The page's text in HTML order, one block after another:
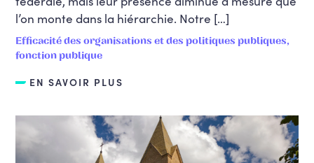
l’on monte dans la hiérarchie. Notre […]
Efficacité des organisations et des politiques publiques,
fonction publique
EN SAVOIR PLUS